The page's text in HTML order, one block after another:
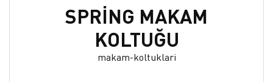
SPRİNG MAKAM
KOLTUĞU
makam-koltuklari